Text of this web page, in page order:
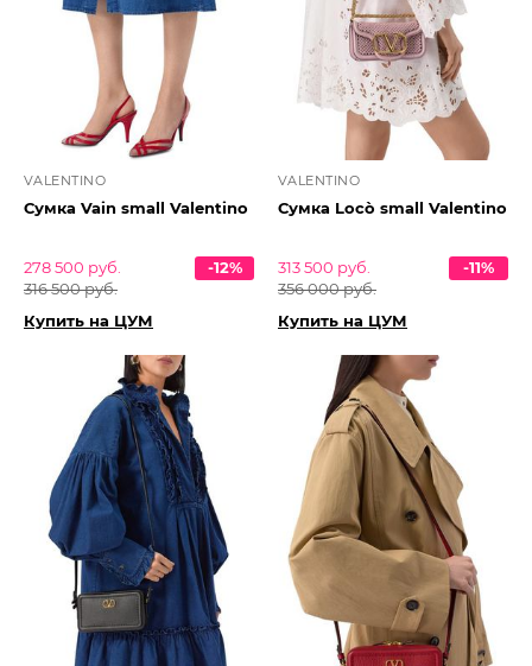
VALENTINO
Сумка Vain small Valentino
278 500 руб.
316 500 руб.
-12%
Купить на ЦУМ
VALENTINO
Сумка Locò small Valentino
313 500 руб.
356 000 руб.
-11%
Купить на ЦУМ